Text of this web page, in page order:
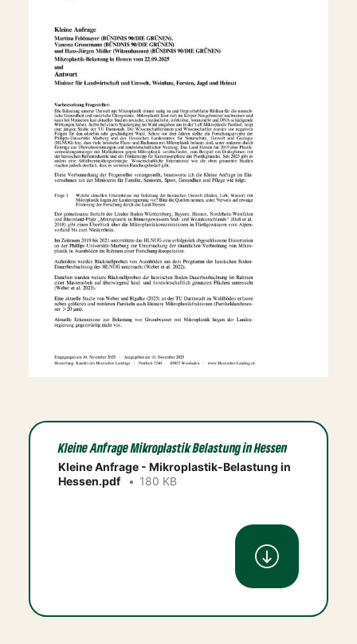
Kleine Anfrage Mikroplastik Belastung in Hessen
Kleine Anfrage - Mikroplastik-Belastung in
Hessen.pdf
180 KB